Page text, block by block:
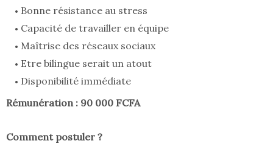
Bonne résistance au stress
Capacité de travailler en équipe
Maîtrise des réseaux sociaux
Etre bilingue serait un atout
Disponibilité immédiate
Rémunération : 90 000 FCFA
Comment postuler ?